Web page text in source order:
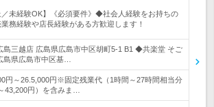
／未経験OK】《必須要件》◆社会人経験をお持ちの
経験や店長経験がある方歓迎します！
三越店 広島県広島市中区胡町5-1 B1 ◆共楽堂 そご
島県広島市中区基…
円～26.5,000円※固定残業代（1時間～27時間相当分
43,200円）を含みま…